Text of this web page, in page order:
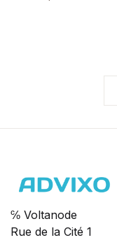
℅ Voltanode
Rue de la Cité 1